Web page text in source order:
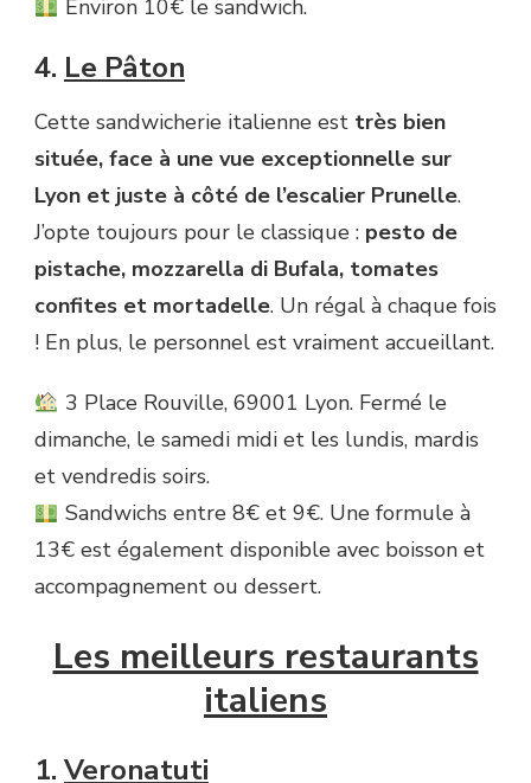
Environ 10€ le sandwich.
4. Le Pâton
Cette sandwicherie italienne est très bien
située, face à une vue exceptionnelle sur
Lyon et juste à côté de l’escalier Prunelle.
J’opte toujours pour le classique : pesto de
pistache, mozzarella di Bufala, tomates
confites et mortadelle. Un régal à chaque fois
! En plus, le personnel est vraiment accueillant.
3 Place Rouville, 69001 Lyon. Fermé le
dimanche, le samedi midi et les lundis, mardis
et vendredis soirs.
Sandwichs entre 8€ et 9€. Une formule à
13€ est également disponible avec boisson et
accompagnement ou dessert.
Les meilleurs restaurants
italiens
1. Veronatuti